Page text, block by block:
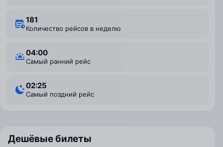
181
Количество рейсов в неделю
04:00
Самый ранний рейс
02:25
Самый поздний рейс
Дешёвые билеты